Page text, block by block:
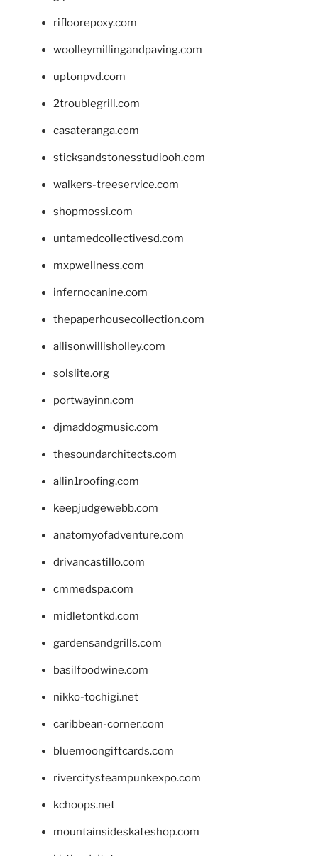
rifloorepoxy.com
woolleymillingandpaving.com
uptonpvd.com
2troublegrill.com
casateranga.com
sticksandstonesstudiooh.com
walkers-treeservice.com
shopmossi.com
untamedcollectivesd.com
mxpwellness.com
infernocanine.com
thepaperhousecollection.com
allisonwillisholley.com
solslite.org
portwayinn.com
djmaddogmusic.com
thesoundarchitects.com
allin1roofing.com
keepjudgewebb.com
anatomyofadventure.com
drivancastillo.com
cmmedspa.com
midletontkd.com
gardensandgrills.com
basilfoodwine.com
nikko-tochigi.net
caribbean-corner.com
bluemoongiftcards.com
rivercitysteampunkexpo.com
kchoops.net
mountainsideskateshop.com